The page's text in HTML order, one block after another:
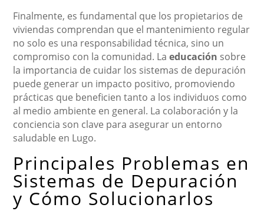
Finalmente, es fundamental que los propietarios de
viviendas comprendan que el mantenimiento regular
no solo es una responsabilidad técnica, sino un
compromiso con la comunidad. Laeducación sobre
la importancia de cuidar los sistemas de depuración
puede generar un impacto positivo, promoviendo
prácticas que beneficien tanto a los individuos como
al medio ambiente en general. La colaboración y la
conciencia son clave para asegurar un entorno
saludable en Lugo.
Principales Problemas en
Sistemas de Depuración
y Cómo Solucionarlos